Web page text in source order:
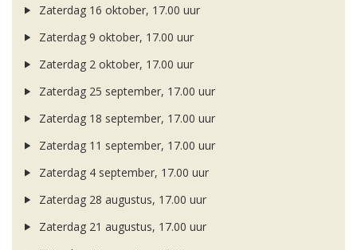
Zaterdag 16 oktober, 17.00 uur
Zaterdag 9 oktober, 17.00 uur
Zaterdag 2 oktober, 17.00 uur
Zaterdag 25 september, 17.00 uur
Zaterdag 18 september, 17.00 uur
Zaterdag 11 september, 17.00 uur
Zaterdag 4 september, 17.00 uur
Zaterdag 28 augustus, 17.00 uur
Zaterdag 21 augustus, 17.00 uur